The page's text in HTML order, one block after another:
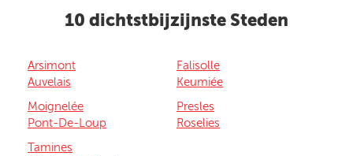
10 dichtstbijzijnste Steden
Arsimont
Auvelais
Falisolle
Keumiée
Moignelée
Pont-De-Loup
Presles
Roselies
Tamines